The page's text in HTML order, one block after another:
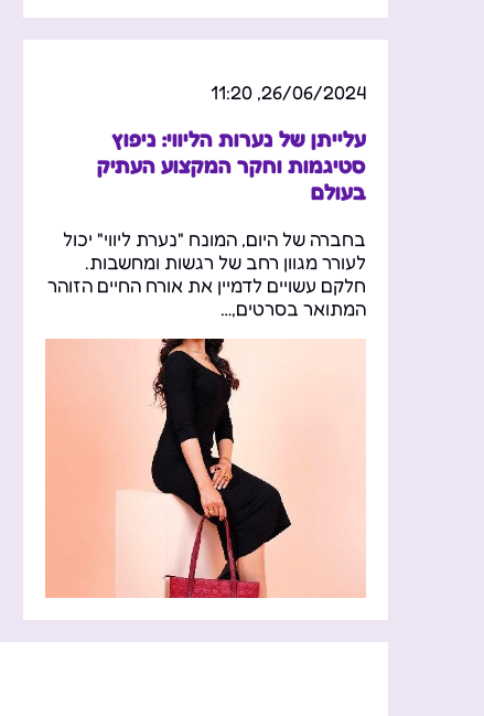
26/06/2024, 11:20
עלייתן של נערות הליווי: ניפוץ
סטיגמות וחקר המקצוע העתיק
בעולם
בחברה של היום, המונח "נערת ליווי" יכול
לעורר מגוון רחב של רגשות ומחשבות.
חלקם עשויים לדמיין את אורח החיים הזוהר
המתואר בסרטים,…